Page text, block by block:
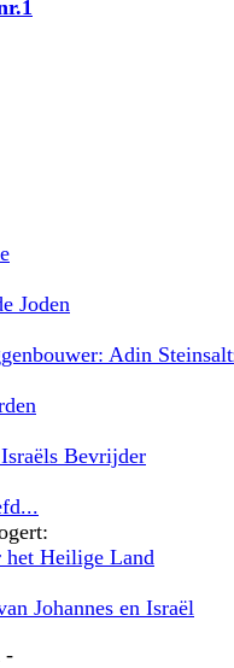
Joden
Adin
Bevrijder
het Heilige Land
Johannes en Israël
-